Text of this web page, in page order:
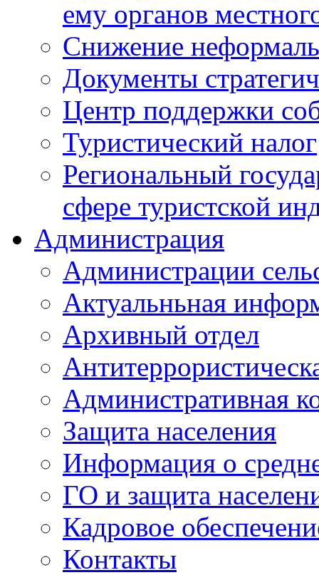
ему органов
Снижение
Документы
Центр поддержки
Туристический налог
Региональный
сфере туристской
Администрация
Администрации
Актуальньная
Архивный отдел
Административная
Защита населения
Информация о
ГО и защита
Кадровое
Контакты